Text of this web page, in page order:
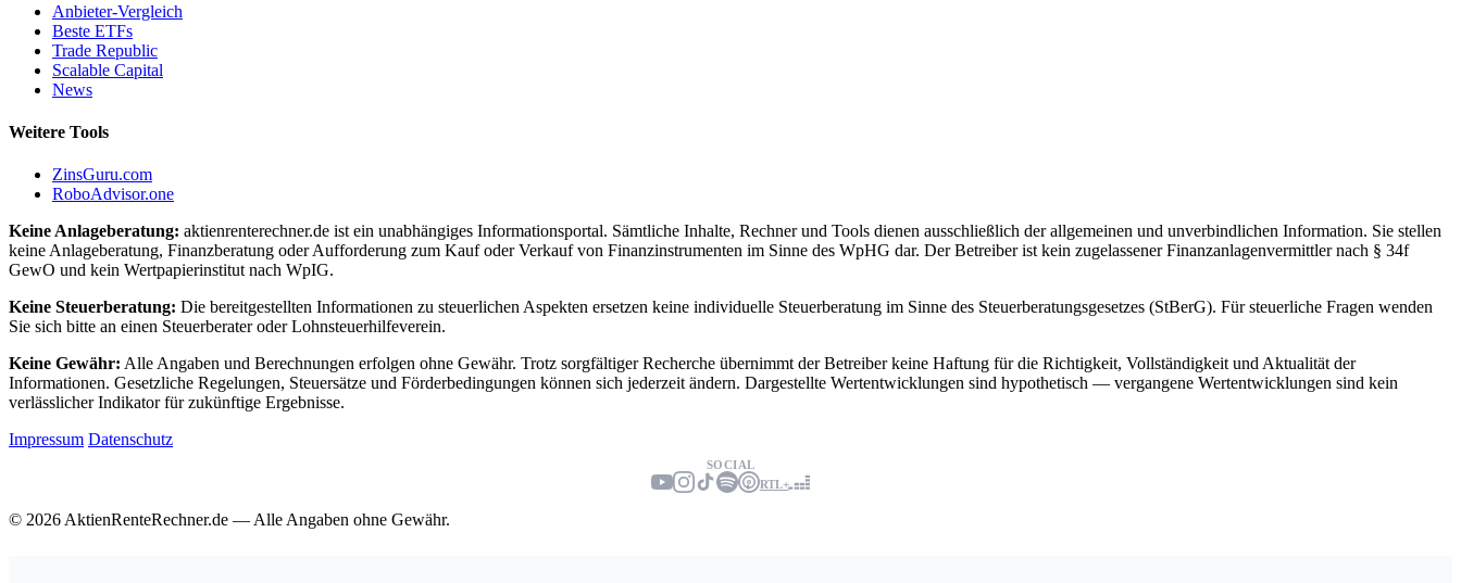
Anbieter-Vergleich
Beste ETFs
Trade Republic
Scalable Capital
News
Weitere Tools
ZinsGuru.com
RoboAdvisor.one
Keine Anlageberatung: aktienrenterechner.de ist ein unabhängiges Informationsportal. Sämtliche Inhalte, Rechner und Tools dienen ausschließlich der allgemeinen und unverbindlichen Information. Sie stellen
keine Anlageberatung, Finanzberatung oder Aufforderung zum Kauf oder Verkauf von Finanzinstrumenten im Sinne des WpHG dar. Der Betreiber ist kein zugelassener Finanzanlagenvermittler nach § 34f
GewO und kein Wertpapierinstitut nach WpIG.
Keine Steuerberatung: Die bereitgestellten Informationen zu steuerlichen Aspekten ersetzen keine individuelle Steuerberatung im Sinne des Steuerberatungsgesetzes (StBerG). Für steuerliche Fragen wenden
Sie sich bitte an einen Steuerberater oder Lohnsteuerhilfeverein.
Keine Gewähr: Alle Angaben und Berechnungen erfolgen ohne Gewähr. Trotz sorgfältiger Recherche übernimmt der Betreiber keine Haftung für die Richtigkeit, Vollständigkeit und Aktualität der
Informationen. Gesetzliche Regelungen, Steuersätze und Förderbedingungen können sich jederzeit ändern. Dargestellte Wertentwicklungen sind hypothetisch — vergangene Wertentwicklungen sind kein
verlässlicher Indikator für zukünftige Ergebnisse.
Impressum Datenschutz
SOCIAL
RTL+
© 2026 AktienRenteRechner.de — Alle Angaben ohne Gewähr.